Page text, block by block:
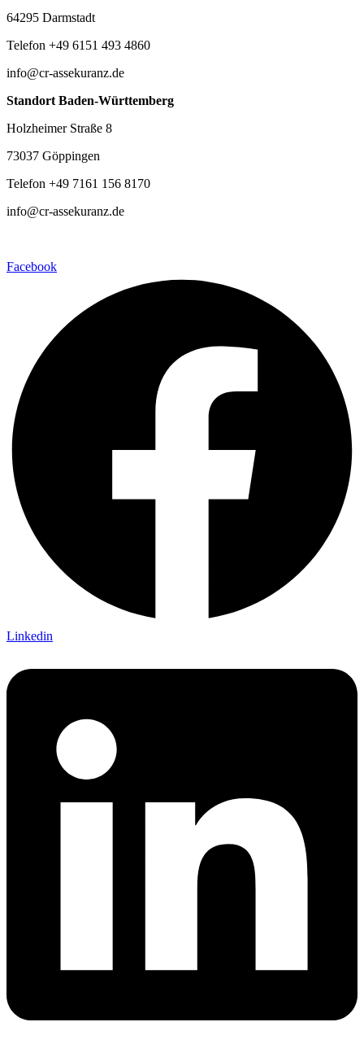
64295 Darmstadt
Telefon +49 6151 493 4860
info@cr-assekuranz.de
Standort Baden-Württemberg
Holzheimer Straße 8
73037 Göppingen
Telefon +49 7161 156 8170
info@cr-assekuranz.de
Facebook
Linkedin